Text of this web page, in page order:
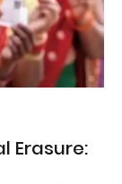
Erasure: